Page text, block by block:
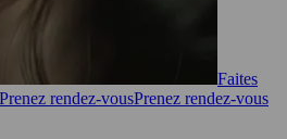
Faites
Prenez rendez-vousPrenez rendez-vous